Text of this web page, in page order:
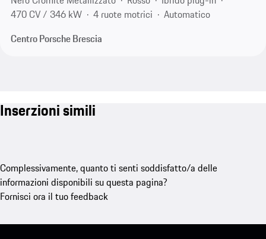
470 CV / 346 kW
4 ruote motrici
Automatico
Centro Porsche Brescia
Inserzioni simili
Complessivamente, quanto ti senti soddisfatto/a delle
informazioni disponibili su questa pagina?
Fornisci ora il tuo feedback